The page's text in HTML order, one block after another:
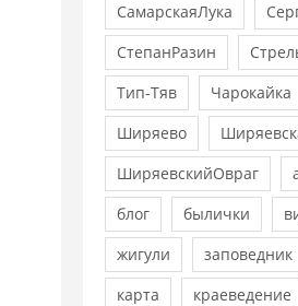
СамарскаяЛука
СтепанРазин
Тип-Тяв
Чарокайка
Ширяево
ШиряевскийОвраг
блог
былички
жигули
заповедник
карта
краеведение